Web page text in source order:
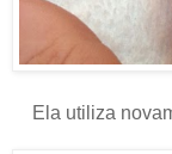
Ela utiliza